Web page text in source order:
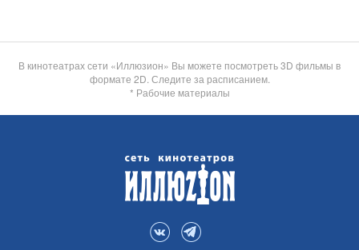
В кинотеатрах сети «Иллюзион» Вы можете посмотреть 3D фильмы в
формате 2D. Следите за расписанием.
* Рабочие материалы